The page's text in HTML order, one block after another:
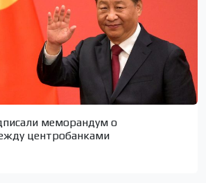
меморандум о
центробанками